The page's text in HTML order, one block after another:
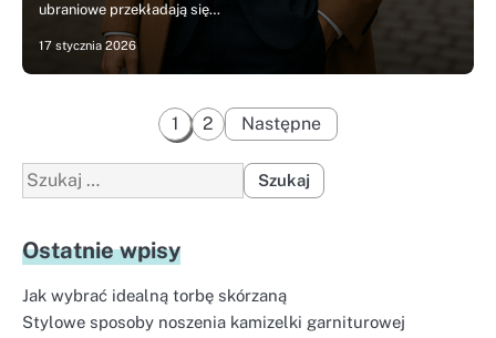
ubraniowe przekładają się…
17 stycznia 2026
Stronicowanie
wpisów
1 2 Następne
Szukaj:
Ostatnie wpisy
Jak wybrać idealną torbę skórzaną
Stylowe sposoby noszenia kamizelki garniturowej